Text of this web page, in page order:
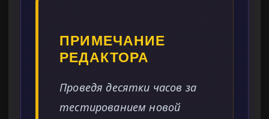
ПРИМЕЧАНИЕ
РЕДАКТОРА
Проведя десятки часов за
тестированием новой